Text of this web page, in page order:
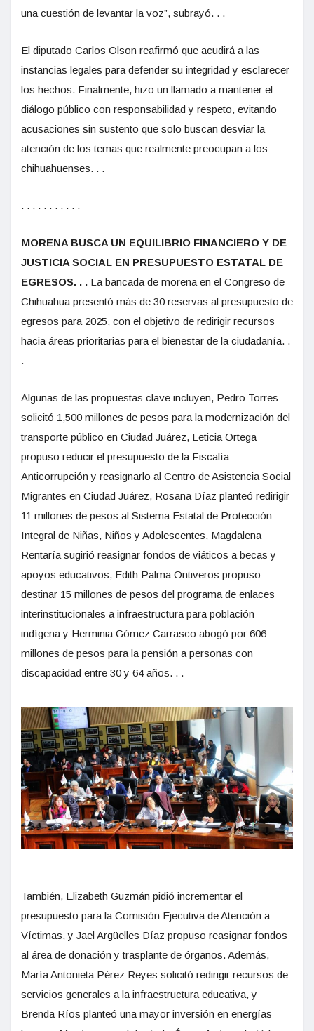
una cuestión de levantar la voz”, subrayó. . .
El diputado Carlos Olson reafirmó que acudirá a las
instancias legales para defender su integridad y esclarecer
los hechos. Finalmente, hizo un llamado a mantener el
diálogo público con responsabilidad y respeto, evitando
acusaciones sin sustento que solo buscan desviar la
atención de los temas que realmente preocupan a los
chihuahuenses. . .
. . . . . . . . . . .
MORENA BUSCA UN EQUILIBRIO FINANCIERO Y DE
JUSTICIA SOCIAL EN PRESUPUESTO ESTATAL DE
EGRESOS. . . La bancada de morena en el Congreso de
Chihuahua presentó más de 30 reservas al presupuesto de
egresos para 2025, con el objetivo de redirigir recursos
hacia áreas prioritarias para el bienestar de la ciudadanía. .
.
Algunas de las propuestas clave incluyen, Pedro Torres
solicitó 1,500 millones de pesos para la modernización del
transporte público en Ciudad Juárez, Leticia Ortega
propuso reducir el presupuesto de la Fiscalía
Anticorrupción y reasignarlo al Centro de Asistencia Social
Migrantes en Ciudad Juárez, Rosana Díaz planteó redirigir
11 millones de pesos al Sistema Estatal de Protección
Integral de Niñas, Niños y Adolescentes, Magdalena
Rentaría sugirió reasignar fondos de viáticos a becas y
apoyos educativos, Edith Palma Ontiveros propuso
destinar 15 millones de pesos del programa de enlaces
interinstitucionales a infraestructura para población
indígena y Herminia Gómez Carrasco abogó por 606
millones de pesos para la pensión a personas con
discapacidad entre 30 y 64 años. . .
También, Elizabeth Guzmán pidió incrementar el
presupuesto para la Comisión Ejecutiva de Atención a
Víctimas, y Jael Argüelles Díaz propuso reasignar fondos
al área de donación y trasplante de órganos. Además,
María Antonieta Pérez Reyes solicitó redirigir recursos de
servicios generales a la infraestructura educativa, y
Brenda Ríos planteó una mayor inversión en energías